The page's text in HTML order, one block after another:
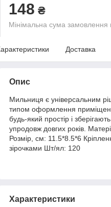
148 ₴
Мінімальна сума
Доставка
Опис
Мильниця є універсальним
типом оформлення
будь-який простір і
упродовж довгих років.
Розмір, см: 11.5*8.5*6
зірочками Шт/ял: 120
Характеристики